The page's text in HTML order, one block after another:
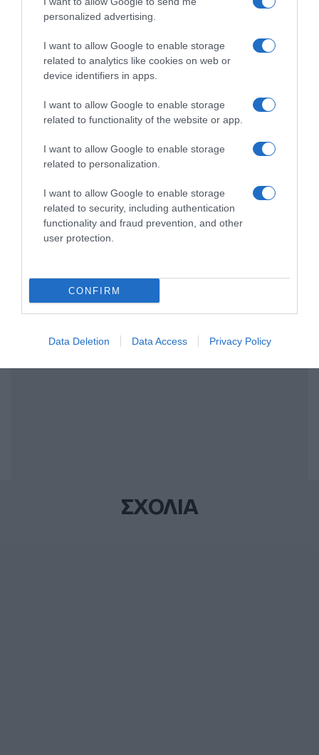
personalized advertising.
I want to allow Google to enable storage
related to analytics like cookies on web or
device identifiers in apps.
I want to allow Google to enable storage
related to functionality of the website or app.
I want to allow Google to enable storage
related to personalization.
I want to allow Google to enable storage
related to security, including authentication
functionality and fraud prevention, and other
user protection.
CONFIRM
Data Deletion Data Access Privacy Policy
Γερμανία-Πολωνία: Η πτώση της στάθμης
υδάτων συνεχίζεται – Ο Ρήνος θα κοπεί
στα δύο
Γονείς για πρώτη φορά η Όμπρεϊ Πλάζα και
Νέος σταθμός στον Ταξιάρχη Χαλκιδικής
και μάθετε πρώτοι όλες τις ειδήσεις
Share
ΛΑΓΟΚΕΦΑΛΟΣ
ΣΧΟΛΙΑ